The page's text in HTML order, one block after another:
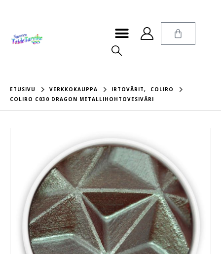
ETUSIVU VERKKOKAUPPA IRTOVÄRIT,
COLIRO
COLIRO C030 DRAGON METALLIHOHTOVESIVÄRI